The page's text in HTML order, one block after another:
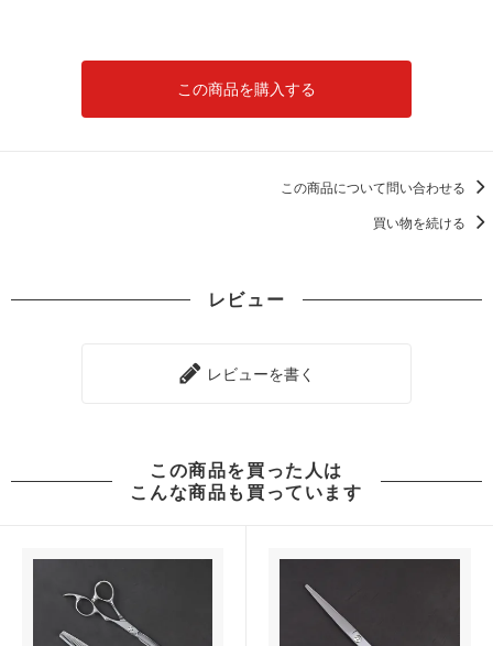
この商品を購入する
この商品について問い合わせる
買い物を続ける
レビュー
レビューを書く
この商品を買った人は
こんな商品も買っています